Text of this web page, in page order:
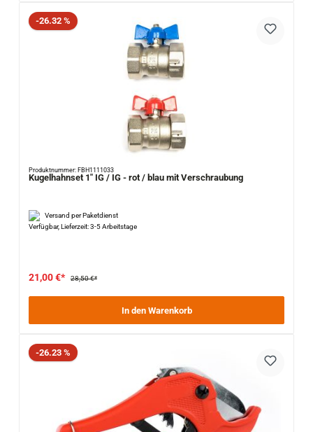
Rabatt
-26.32 %
Produktnummer: FBH1111033
Kugelhahnset 1" IG / IG - rot / blau mit Verschraubung
Versand per Paketdienst
Verfügbar, Lieferzeit: 3-5 Arbeitstage
21,00 €* 28,50 €*
In den Warenkorb
Rabatt
-26.23 %